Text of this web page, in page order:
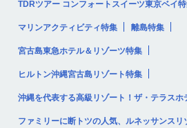
TDRツアー コンフォートスイーツ東京ベイ
マリンアクティビティ特集 離島特集
宮古島東急ホテル＆リゾーツ特集
ヒルトン沖縄宮古島リゾート特集
沖縄を代表する高級リゾート！ザ・テラスホ
ファミリーに断トツの人気、ルネッサンスリ